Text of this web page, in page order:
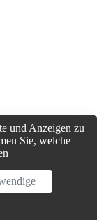
und Anzeigen zu
Sie, welche